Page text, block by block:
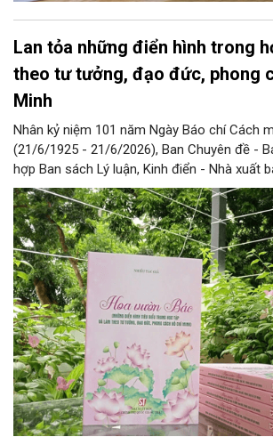
Lan tỏa những điển hình trong
theo tư tưởng, đạo đức, phong
Minh
Nhân kỷ niệm 101 năm Ngày Báo chí Cách
(21/6/1925 - 21/6/2026), Ban Chuyên đề -
hợp Ban sách Lý luận, Kinh điển - Nhà xuất
gia Sự thật xuất bản cuốn sách “Hoa vườn
hình tiêu biểu trong học tập và làm theo tư
phong cách Hồ Chí Minh). Cuốn sách tuyển
những cá nhân tiêu biểu trong học tập và
cực lao động, sản xuất, học tập, nghiên
hiến trên nhiều lĩnh vực của đời